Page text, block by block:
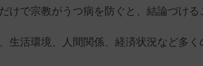
けで宗教がうつ病を防ぐと、結論づける
生活環境、人間関係、経済状況など多く